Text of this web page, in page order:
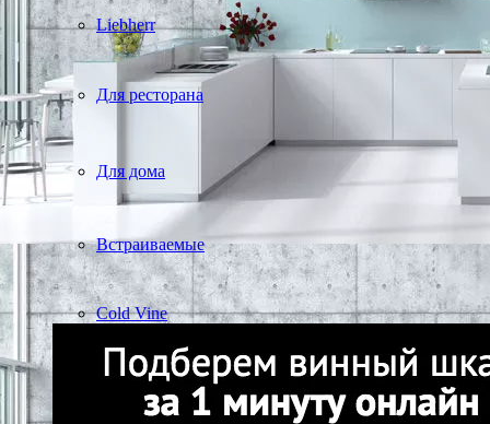
Liebherr
Для ресторана
Для дома
Встраиваемые
Cold Vine